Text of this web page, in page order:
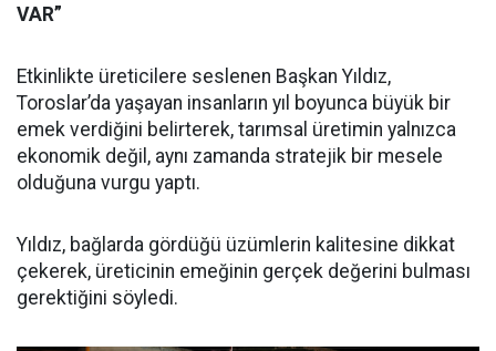
VAR”
Etkinlikte üreticilere seslenen Başkan Yıldız,
Toroslar’da yaşayan insanların yıl boyunca büyük bir
emek verdiğini belirterek, tarımsal üretimin yalnızca
ekonomik değil, aynı zamanda stratejik bir mesele
olduğuna vurgu yaptı.
Yıldız, bağlarda gördüğü üzümlerin kalitesine dikkat
çekerek, üreticinin emeğinin gerçek değerini bulması
gerektiğini söyledi.